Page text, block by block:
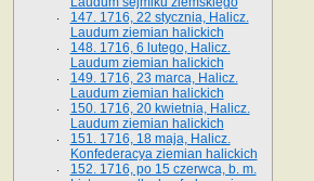
147. 1716, 22 stycznia, Halicz.
Laudum ziemian halickich
148. 1716, 6 lutego, Halicz.
Laudum ziemian halickich
149. 1716, 23 marca, Halicz.
Laudum ziemian halickich
150. 1716, 20 kwietnia, Halicz.
Laudum ziemian halickich
151. 1716, 18 maja, Halicz.
Konfederacya ziemian halickich
152. 1716, po 15 czerwca, b. m.